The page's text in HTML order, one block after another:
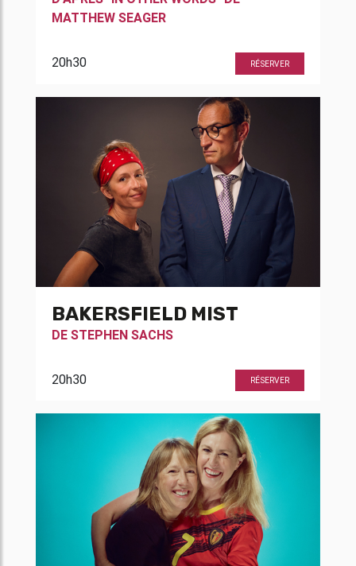
MATTHEW SEAGER
20h30 RÉSERVER
BAKERSFIELD MIST
DE STEPHEN SACHS
20h30 RÉSERVER